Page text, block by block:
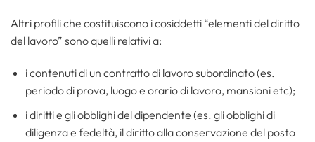
Altri profili che costituiscono i cosiddetti “elementi del diritto
del lavoro” sono quelli relativi a:
i contenuti di un contratto di lavoro subordinato (es.
periodo di prova, luogo e orario di lavoro, mansioni etc);
i diritti e gli obblighi del dipendente (es. gli obblighi di
diligenza e fedeltà, il diritto alla conservazione del posto